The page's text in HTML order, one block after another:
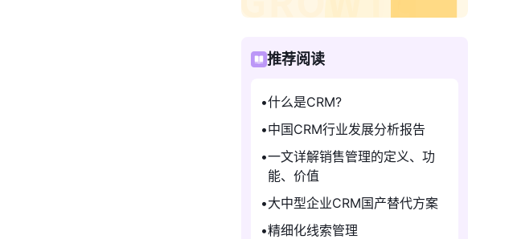
推荐阅读
什么是CRM?
中国CRM行业发展分析报告
一文详解销售管理的定义、功
能、价值
大中型企业CRM国产替代方案
精细化线索管理